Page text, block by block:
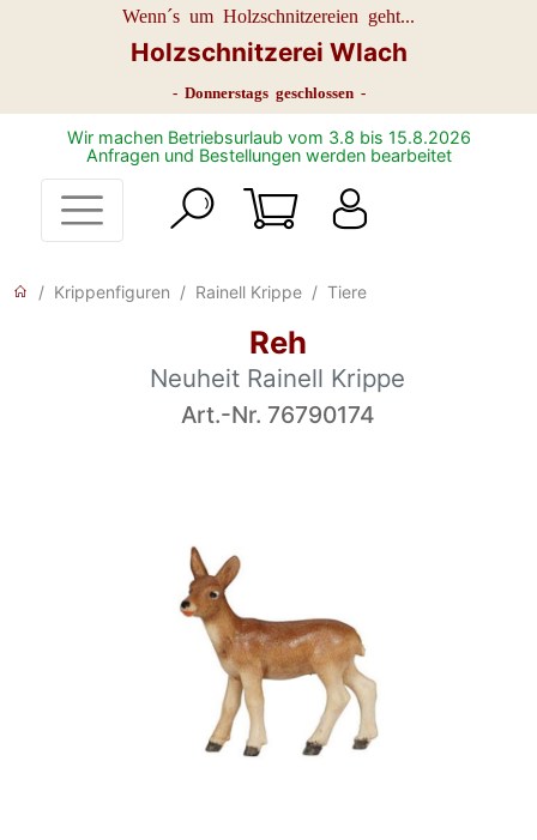
Wenn´s um Holzschnitzereien geht...
Holzschnitzerei Wlach
- Donnerstags geschlossen -
Wir machen Betriebsurlaub vom 3.8 bis 15.8.2026
Anfragen und Bestellungen werden bearbeitet
Krippenfiguren Rainell Krippe Tiere
Reh
Neuheit Rainell Krippe
Art.-Nr. 76790174